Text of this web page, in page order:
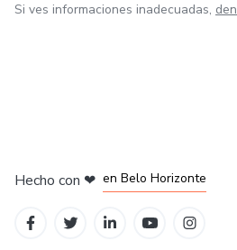
Si ves informaciones inadecuadas,
Hecho con ❤ en Belo Horizonte